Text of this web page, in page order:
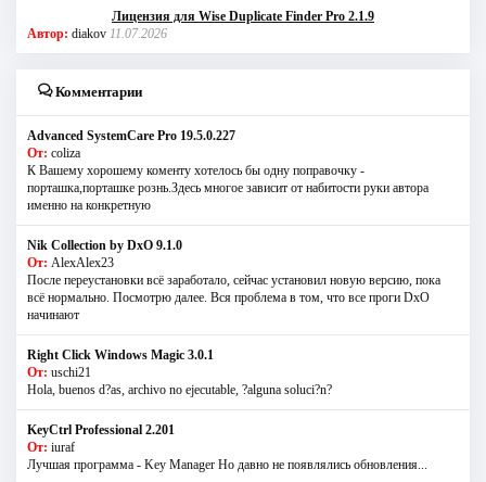
Лицензия для Wise Duplicate Finder Pro 2.1.9
Автор: diakov 11.07.2026
Комментарии
Advanced SystemCare Pro 19.5.0.227
От: coliza
К Вашему хорошему коменту хотелось бы одну поправочку -
порташка,порташке рознь.Здесь многое зависит от набитости руки автора
именно на конкретную
Nik Collection by DxO 9.1.0
От: AlexAlex23
После переустановки всё заработало, сейчас установил новую версию, пока
всё нормально. Посмотрю далее. Вся проблема в том, что все проги DxO
начинают
Right Click Windows Magic 3.0.1
От: uschi21
Hola, buenos d?as, archivo no ejecutable, ?alguna soluci?n?
KeyCtrl Professional 2.201
От: iuraf
Лучшая программа - Key Manager Но давно не появлялись обновления...